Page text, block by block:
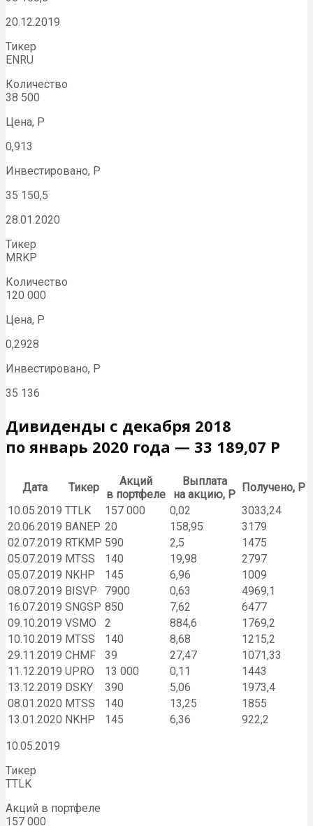
20.12.2019
Тикер
ENRU
Количество
38 500
Цена, Р
0,913
Инвестировано, Р
35 150,5
28.01.2020
Тикер
MRKP
Количество
120 000
Цена, Р
0,2928
Инвестировано, Р
35 136
Дивиденды с декабря 2018
по январь 2020 года — 33 189,07 Р
Дата Тикер
Акций
в портфеле
Выплата
на акцию, Р
Получено, Р
10.05.2019 TTLK 157 000 0,02
3033,24
20.06.2019 BANEP 20 158,95
3179
02.07.2019 RTKMP 590 2,5
1475
05.07.2019 MTSS 140 19,98
2797
05.07.2019 NKHP 145 6,96
1009
08.07.2019 BISVP 7900 0,63
4969,1
16.07.2019 SNGSP 850 7,62
6477
09.10.2019 VSMO 2 884,6
1769,2
10.10.2019 MTSS 140 8,68
1215,2
29.11.2019 CHMF 39 27,47
1071,33
11.12.2019 UPRO 13 000 0,11
1443
13.12.2019 DSKY 390 5,06
1973,4
08.01.2020 MTSS 140 13,25
1855
13.01.2020 NKHP 145 6,36
922,2
10.05.2019
Тикер
TTLK
Акций в портфеле
157 000